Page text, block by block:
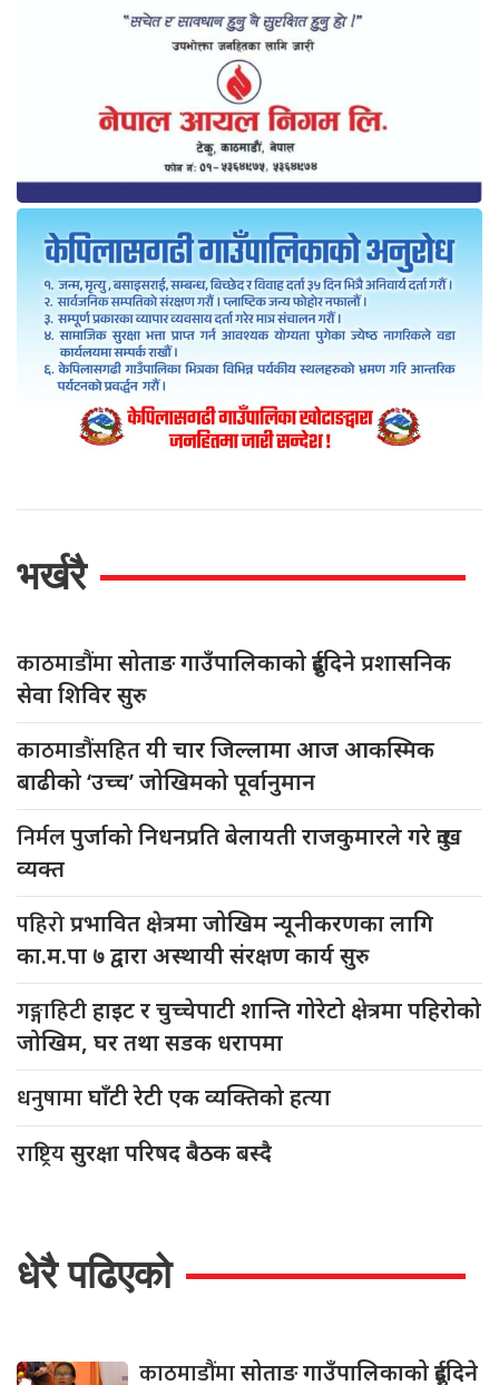
भर्खरै
काठमाडौंमासोताङ गाउँपालिकाको दुईदिने प्रशासनिक
सेवा शिविर सुरु
काठमाडौंसहितयी चार जिल्लामा आज आकस्मिक
बाढीको ‘उच्च’ जोखिमको पूर्वानुमान
निर्मलपुर्जाको निधनप्रति बेलायती राजकुमारले गरे दुःख
व्यक्त
पहिरोप्रभावित क्षेत्रमा जोखिम न्यूनीकरणका लागि
का.म.पा ७ द्वारा अस्थायी संरक्षण कार्य सुरु
गङ्गाहिटीहाइट र चुच्चेपाटी शान्ति गोरेटो क्षेत्रमा पहिरोको
जोखिम, घर तथा सडक धरापमा
धनुषामाघाँटी रेटी एक व्यक्तिको हत्या
राष्ट्रियसुरक्षा परिषद बैठक बस्दै
धेरै पढिएको
काठमाडौंमासोताङ गाउँपालिकाको दुईदिने